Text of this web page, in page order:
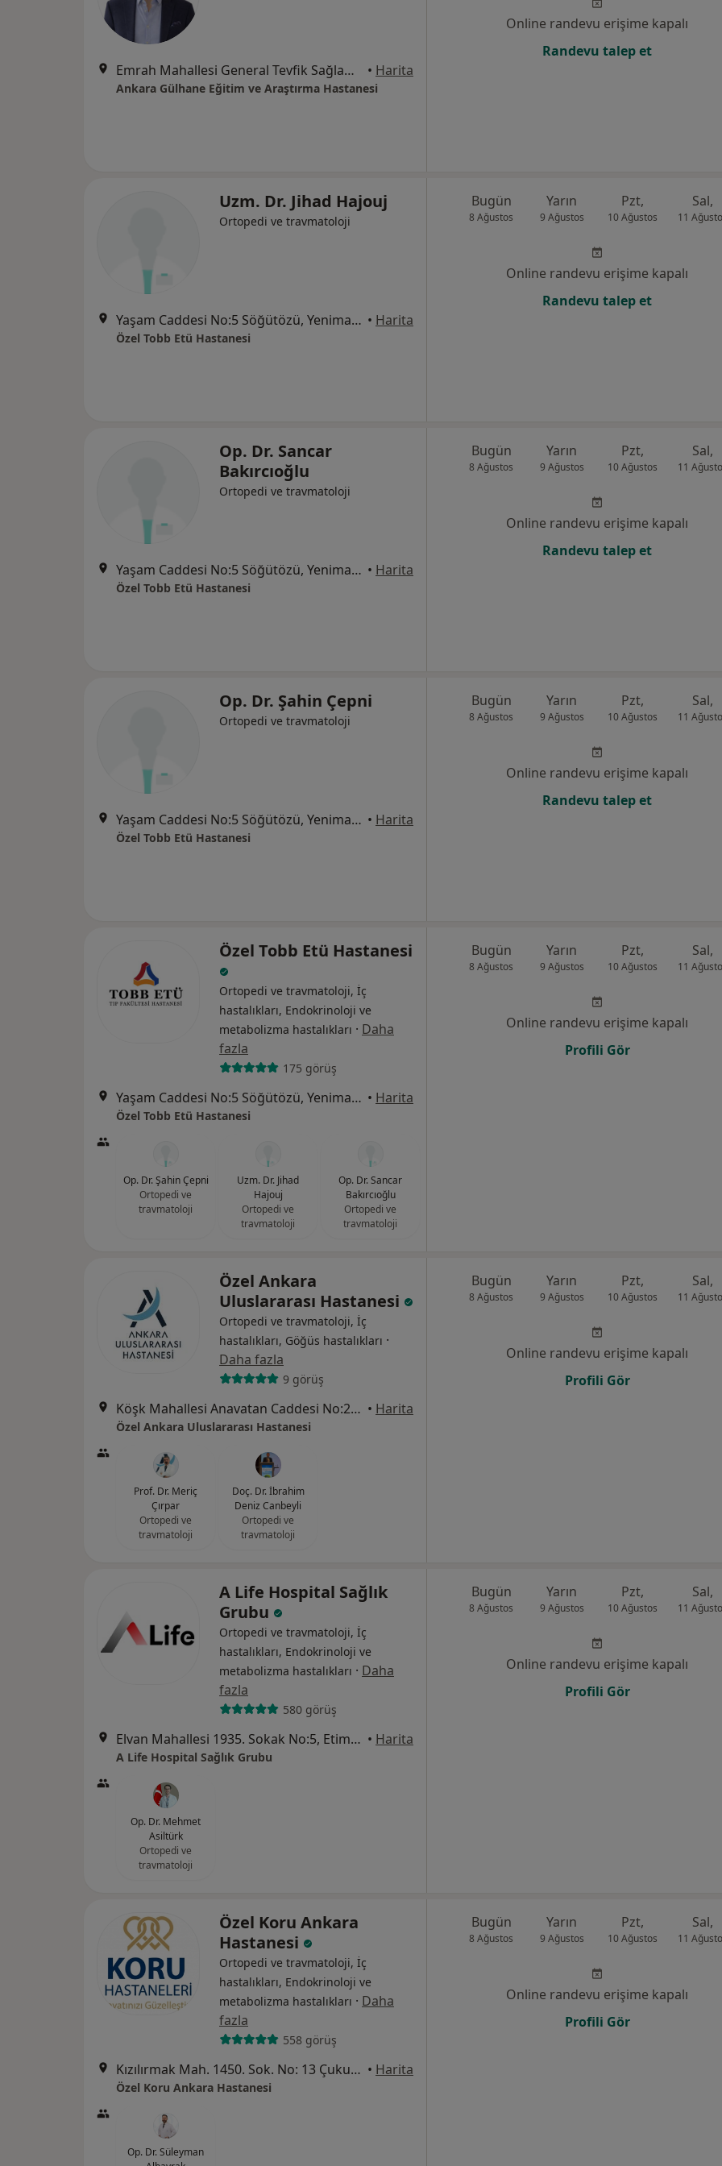
Emrah Mahallesi General Tevfik Sağlam Caddesi, Keçiören, Ankara • Harita
Ankara Gülhane Eğitim ve Araştırma Hastanesi
Online randevu erişime kapalı
Randevu talep et
Uzm. Dr. Jihad Hajouj
Ortopedi ve travmatoloji
Yaşam Caddesi No:5 Söğütözü, Yenimahalle • Harita
Özel Tobb Etü Hastanesi
Bugün
8 Ağustos
Yarın
9 Ağustos
Pzt,
10 Ağustos
Sal,
11
Online randevu erişime kapalı
Randevu talep et
Op. Dr. Sancar
Bakırcıoğlu
Ortopedi ve travmatoloji
Yaşam Caddesi No:5 Söğütözü, Yenimahalle • Harita
Özel Tobb Etü Hastanesi
Bugün
8 Ağustos
Yarın
9 Ağustos
Pzt,
10 Ağustos
Sal,
11
Online randevu erişime kapalı
Randevu talep et
Op. Dr. Şahin Çepni
Ortopedi ve travmatoloji
Yaşam Caddesi No:5 Söğütözü, Yenimahalle • Harita
Özel Tobb Etü Hastanesi
Bugün
8 Ağustos
Yarın
9 Ağustos
Pzt,
10 Ağustos
Sal,
11
Online randevu erişime kapalı
Randevu talep et
Özel Tobb Etü Hastanesi
Ortopedi ve travmatoloji, İç
hastalıkları, Endokrinoloji ve
metabolizma hastalıkları · Daha
fazla
175 görüş
Yaşam Caddesi No:5 Söğütözü, Yenimahalle • Harita
Özel Tobb Etü Hastanesi
Op. Dr. Şahin Çepni
Ortopedi ve
travmatoloji
Uzm. Dr. Jihad
Hajouj
Ortopedi ve
travmatoloji
Op. Dr. Sancar
Bakırcıoğlu
Ortopedi ve
travmatoloji
Bugün
8 Ağustos
Yarın
9 Ağustos
Pzt,
10 Ağustos
Sal,
11
Online randevu erişime kapalı
Profili Gör
Özel Ankara
Uluslararası Hastanesi
Ortopedi ve travmatoloji, İç
hastalıkları, Göğüs hastalıkları ·
Daha fazla
9 görüş
Köşk Mahallesi Anavatan Caddesi No:22, Keçiören • Harita
Özel Ankara Uluslararası Hastanesi
Prof. Dr. Meriç
Çırpar
Ortopedi ve
travmatoloji
Doç. Dr. İbrahim
Deniz Canbeyli
Ortopedi ve
travmatoloji
Bugün
8 Ağustos
Yarın
9 Ağustos
Pzt,
10 Ağustos
Sal,
11
Online randevu erişime kapalı
Profili Gör
A Life Hospital Sağlık
Grubu
Ortopedi ve travmatoloji, İç
hastalıkları, Endokrinoloji ve
metabolizma hastalıkları · Daha
fazla
580 görüş
Elvan Mahallesi 1935. Sokak No:5, Etimesgut • Harita
A Life Hospital Sağlık Grubu
Op. Dr. Mehmet
Asiltürk
Ortopedi ve
travmatoloji
Bugün
8 Ağustos
Yarın
9 Ağustos
Pzt,
10 Ağustos
Sal,
11
Online randevu erişime kapalı
Profili Gör
Özel Koru Ankara
Hastanesi
Ortopedi ve travmatoloji, İç
hastalıkları, Endokrinoloji ve
metabolizma hastalıkları · Daha
fazla
558 görüş
Kızılırmak Mah. 1450. Sok. No: 13 Çukurambar, Ankara • Harita
Özel Koru Ankara Hastanesi
Op. Dr. Süleyman
Bugün
8 Ağustos
Yarın
9 Ağustos
Pzt,
10 Ağustos
Sal,
11
Online randevu erişime kapalı
Profili Gör